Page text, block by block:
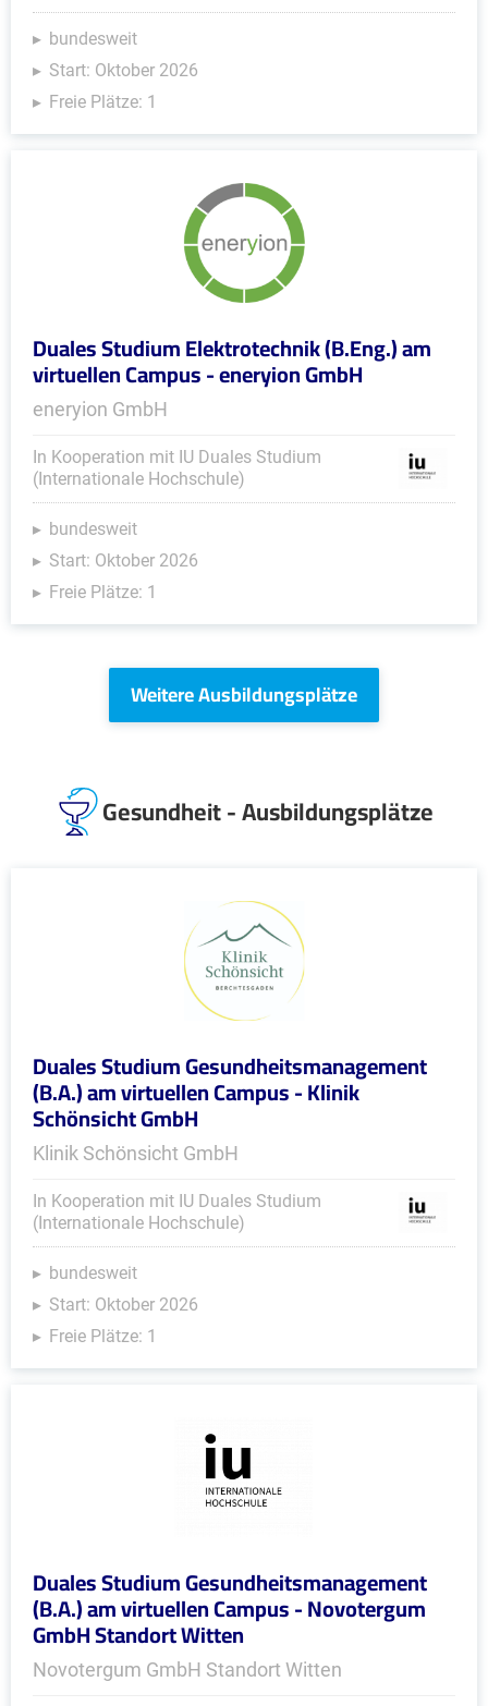
bundesweit
Start: Oktober 2026
Freie Plätze: 1
Duales Studium Elektrotechnik (B.Eng.) am
virtuellen Campus - eneryion GmbH
eneryion GmbH
In Kooperation mit IU Duales Studium
(Internationale Hochschule)
bundesweit
Start: Oktober 2026
Freie Plätze: 1
Weitere Ausbildungsplätze
Gesundheit - Ausbildungsplätze
Duales Studium Gesundheitsmanagement
(B.A.) am virtuellen Campus - Klinik
Schönsicht GmbH
Klinik Schönsicht GmbH
In Kooperation mit IU Duales Studium
(Internationale Hochschule)
bundesweit
Start: Oktober 2026
Freie Plätze: 1
Duales Studium Gesundheitsmanagement
(B.A.) am virtuellen Campus - Novotergum
GmbH Standort Witten
Novotergum GmbH Standort Witten